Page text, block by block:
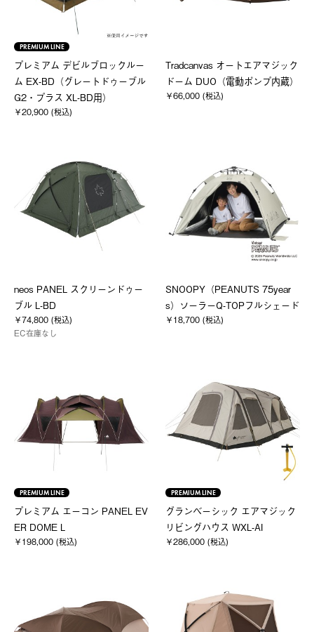
PREMIUM LINE
プレミアム デビルブロックルー
ム EX-BD（グレートドゥーブル
G2・プラス XL-BD用）
￥20,900 (税込)
Tradcanvas オートエアマジック
ドーム DUO（電動ポンプ内蔵）
￥66,000 (税込)
neos PANEL スクリーンドゥー
ブル L-BD
￥74,800 (税込)
EC在庫なし
SNOOPY（PEANUTS 75year
s）ソーラーQ-TOPフルシェード
￥18,700 (税込)
PREMIUM LINE
プレミアム エーコン PANEL EV
ER DOME L
￥198,000 (税込)
PREMIUM LINE
グランベーシック エアマジック
リビングハウス WXL-AI
￥286,000 (税込)